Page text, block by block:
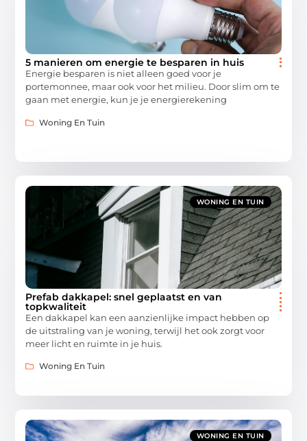
5 manieren om energie te besparen in huis
Energie besparen is niet alleen goed voor je
portemonnee, maar ook voor het milieu. Door slim om te
gaan met energie, kun je je energierekening
Woning En Tuin
WONING EN TUIN
Prefab dakkapel: snel geplaatst en van
topkwaliteit
Een dakkapel kan een aanzienlijke impact hebben op
de uitstraling van je woning, terwijl het ook zorgt voor
meer licht en ruimte in je huis.
Woning En Tuin
WONING EN TUIN